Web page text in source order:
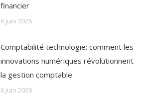
financier
6 juin 2026
Comptabilité technologie: comment les
innovations numériques révolutionnent
la gestion comptable
6 juin 2026